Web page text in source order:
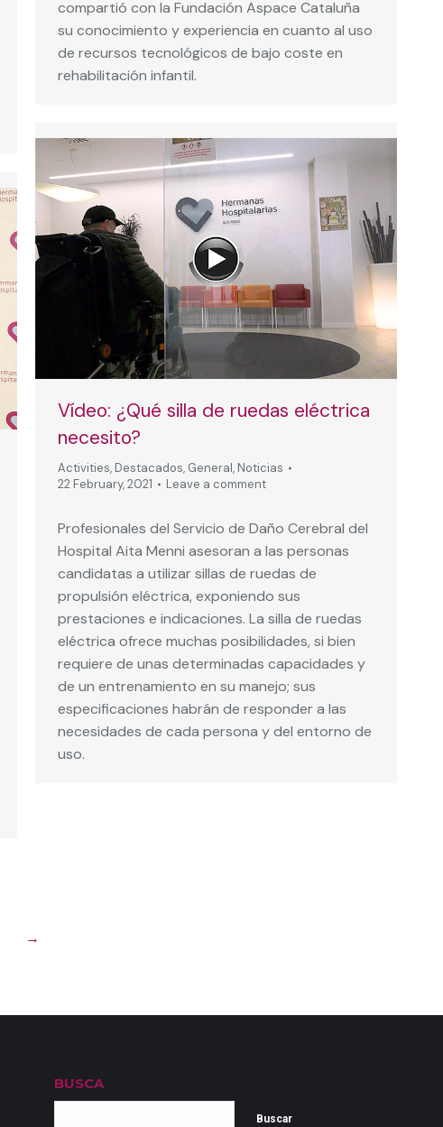
compartió con la Fundación Aspace Cataluña
su conocimiento y experiencia en cuanto al uso
de recursos tecnológicos de bajo coste en
rehabilitación infantil.
Vídeo: ¿Qué silla de ruedas eléctrica
necesito?
Activities, Destacados, General, Noticias
22 February, 2021
Leave a comment
Profesionales del Servicio de Daño Cerebral del
Hospital Aita Menni asesoran a las personas
candidatas a utilizar sillas de ruedas de
propulsión eléctrica, exponiendo sus
prestaciones e indicaciones. La silla de ruedas
eléctrica ofrece muchas posibilidades, si bien
requiere de unas determinadas capacidades y
de un entrenamiento en su manejo; sus
especificaciones habrán de responder a las
necesidades de cada persona y del entorno de
uso.
→
BUSCA
Buscar